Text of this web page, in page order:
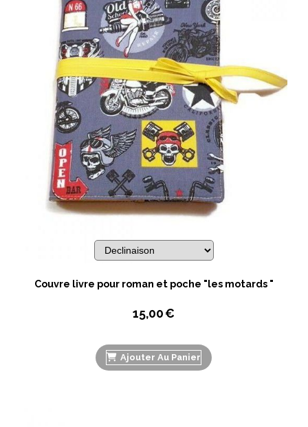
Couvre livre pour roman et poche "les motards "
15,00€
Ajouter Au Panier